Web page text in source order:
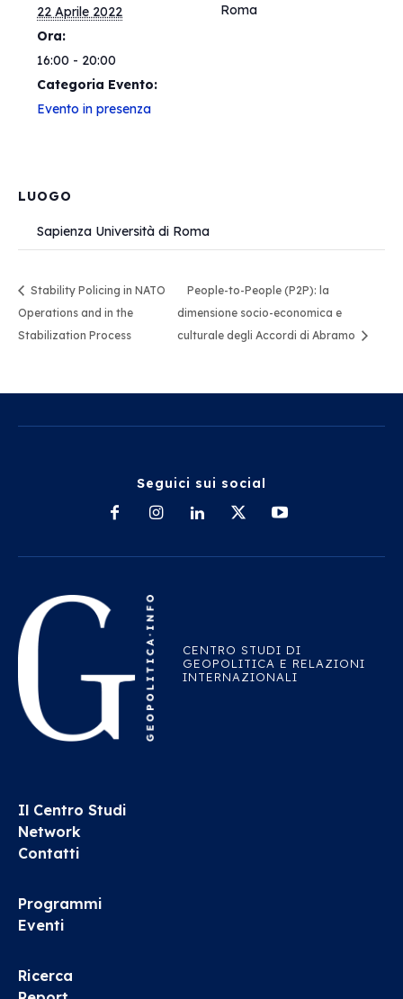
22 Aprile 2022
Ora:
16:00 - 20:00
Categoria Evento:
Evento in presenza
Roma
LUOGO
Sapienza Università di Roma
Stability Policing in NATO
Operations and in the
Stabilization Process
People-to-People (P2P): la
dimensione socio-economica e
culturale degli Accordi di Abramo
Seguici sui social
CENTRO STUDI DI
GEOPOLITICA E RELAZIONI
INTERNAZIONALI
Il Centro Studi
Network
Contatti
Programmi
Eventi
Ricerca